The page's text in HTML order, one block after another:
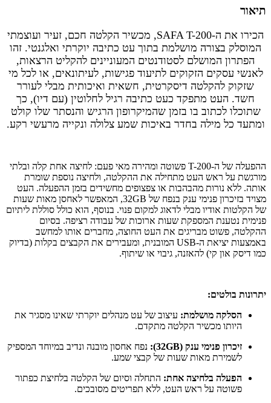
תיאור
הכירו את ה-SAFA T-200, מכשיר הקלטה חכם, זעיר ועוצמתי
המוסלק בצורה מושלמת בתוך עט כתיבה יוקרתי ואלגנטי. זהו
הפתרון המושלם לסטודנטים המעוניינים להקליט הרצאות,
לאנשי עסקים הזקוקים לתיעוד פגישות, לעיתונאים, או לכל מי
שזקוק להקלטה דיסקרטית, חשאית ואיכותית מבלי לעורר
חשד. העט מתפקד כעט כתיבה רגיל לחלוטין (עם דיו), כך
שתוכלו לכתוב בו בזמן שהמיקרופון הרגיש והנסתר שלו קולט
ומתעד כל מילה בחדר באיכות שמע צלולה ונקייה מרעשי רקע.
ההפעלה של ה-T-200 פשוטה ומהירה מאי פעם: לחיצה אחת קלה ובלתי
מורגשת על ראש העט מתחילה את ההקלטה, ולחיצה נוספת שומרת
אותה. ללא נורות מהבהבות או צפצופים מחשידים בזמן ההפעלה. העט
מצויד בזיכרון פנימי ענק בנפח של 32GB, המאפשר לאחסן מאות שעות
של הקלטות אודיו מבלי לדאוג למקום פנוי. בנוסף, הוא כולל סוללת ליתיום
פנימית נטענת המספקת שעות ארוכות של עבודה רציפה. בסיום
ההקלטה, פשוט מבריגים את העט החוצה, מחברים אותו למחשב
באמצעות יציאת ה-USB המובנית, ומעבירים את הקבצים בקלות (בדיוק
כמו דיסק און קי) להאזנה, גיבוי או שיתוף.
יתרונות בולטים:
הסלקה מושלמת: עיצוב של עט מנהלים יוקרתי שאינו מסגיר את
היותו מכשיר הקלטה מתקדם.
זיכרון פנימי ענק (32GB):
נפח אחסון מובנה ונדיב במיוחד המספיק
לשמירת מאות שעות של קבצי שמע.
הפעלה בלחיצה אחת: התחלה וסיום של הקלטה בלחיצת כפתור
פשוטה על ראש העט, ללא תפריטים מסובכים.